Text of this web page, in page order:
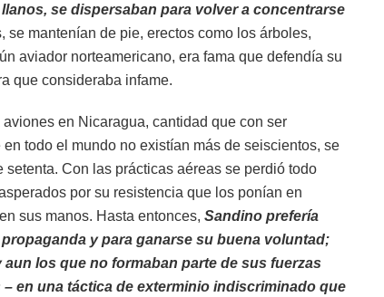
se dispersaban para volver a concentrarse
se mantenían de pie, erectos como los árboles,
aviador norteamericano, era fama que defendía su
que consideraba infame.
en Nicaragua, cantidad que con ser
todo el mundo no existían más de seiscientos, se
Con las prácticas aéreas se perdió todo
por su resistencia que los ponían en
sus manos. Hasta entonces, Sandino prefería
y para ganarse su buena voluntad;
los que no formaban parte de sus fuerzas
en una táctica de exterminio indiscriminado que